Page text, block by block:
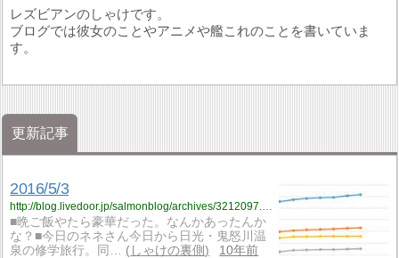
レズビアンのしゃけです。
ブログでは彼女のことやアニメや艦これのことを書いていま
す。
更新記事
2016/5/3
■晩ご飯やたら豪華だった。なんかあったんか
な？■今日のネネさん今日から日光・鬼怒川温
泉の修学旅行。同…
しゃけの裏側
10年前